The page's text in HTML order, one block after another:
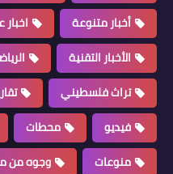
أخبار متنوعة
10 أسلحة لا تصدق إن البشر إخترعها
أخبار متنوعة
الأخبار التقنية
تراث فلسطيني
فيديو
محطات
منوعات
وجوه من